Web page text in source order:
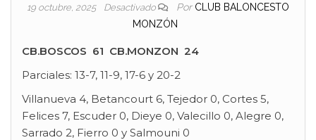
19 octubre, 2025 Desactivado Por CLUB BALONCESTO
MONZÓN
CB.BOSCOS 61 CB.MONZON 24
Parciales: 13-7, 11-9, 17-6 y 20-2
Villanueva 4, Betancourt 6, Tejedor 0, Cortes 5,
Felices 7, Escuder 0, Dieye 0, Valecillo 0, Alegre 0,
Sarrado 2, Fierro 0 y Salmouni 0